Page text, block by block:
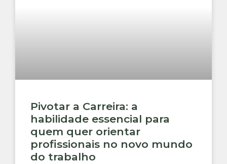
Pivotar a Carreira: a
habilidade essencial para
quem quer orientar
profissionais no novo mundo
do trabalho